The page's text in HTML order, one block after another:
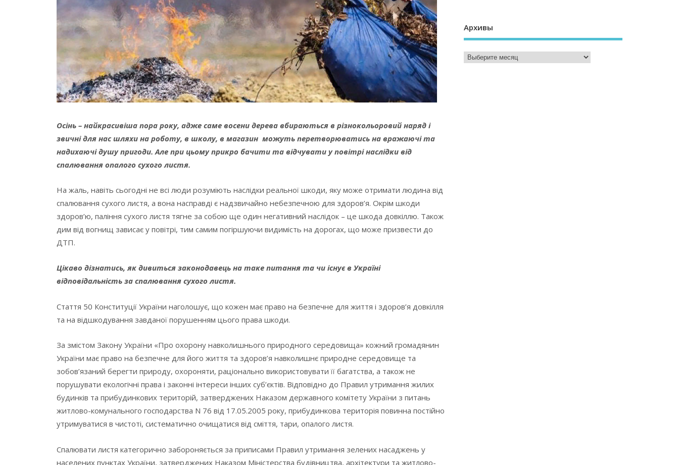
Осінь – найкрасивіша пора року, адже саме восени дерева вбираються в різнокольоровий наряд і
звичні для нас шляхи на роботу, в школу, в магазин можуть перетворюватись на вражаючі та
надихаючі душу пригоди. Але при цьому прикро бачити та відчувати у повітрі наслідки від
спалювання опалого сухого листя.
На жаль, навіть сьогодні не всі люди розуміють наслідки реальної шкоди, яку може отримати людина від
спалювання сухого листя, а вона насправді є надзвичайно небезпечною для здоров’я. Окрім шкоди
здоров’ю, паління сухого листя тягне за собою ще один негативний наслідок – це шкода довкіллю. Також
дим від вогнищ зависає у повітрі, тим самим погіршуючи видимість на дорогах, що може призвести до
ДТП.
Цікаво дізнатись, як дивиться законодавець на таке питання та чи існує в Україні
відповідальність за спалювання сухого листя.
Стаття 50 Конституції України наголошує, що кожен має право на безпечне для життя і здоров’я довкілля
та на відшкодування завданої порушенням цього права шкоди.
За змістом Закону України «Про охорону навколишнього природного середовища» кожний громадянин
України має право на безпечне для його життя та здоров’я навколишнє природне середовище та
зобов’язаний берегти природу, охороняти, раціонально використовувати її багатства, а також не
порушувати екологічні права і законні інтереси інших суб’єктів. Відповідно до Правил утримання жилих
будинків та прибудинкових територій, затверджених Наказом державного комітету України з питань
житлово-комунального господарства N 76 від 17.05.2005 року, прибудинкова територія повинна постійно
утримуватися в чистоті, систематично очищатися від сміття, тари, опалого листя.
Спалювати листя категорично забороняється за приписами Правил утримання зелених насаджень у
населених пунктах України, затверджених Наказом Міністерства будівництва, архітектури та житлово-
Архивы